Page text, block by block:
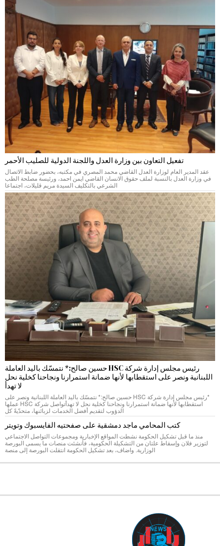
تفعيل التعاون بين وزارة العدل واللجنة الدولية للصليب الأحمر
عقد المدير العام لوزارة العدل القاضي محمد المصري في مكتبه، بحضور ضابط الاتصال
في وزارة العدل بالنسبة لملف حقوق الانسان القاضي ايمن احمد، ورئيسة مصلحة الطب
الشرعي بالتكليف السيدة مريم قليلات، اجتماعا
رئيس مجلس إدارة شركة HSC حسين صالح:* نتمسّك باليد العاملة
اللبنانية ونصر على استقطابها لأنها ضمانة استمرارنا ونجاحنا كخلية نحل
لا تهدأ
*رئيس مجلس إدارة شركة HSC حسين صالح:* نتمسّك باليد العاملة اللبنانية ونصر على
استقطابها لأنها ضمانة استمرارنا ونجاحنا كخلية نحل لا تهدأتواصل شركة HSC عملها
الدؤوب لتقديم أفضل الخدمات لزبائنها، متحدّيةً كل
كتب المحامي ماجد دمشقية على صفحتيه الفايسبوك وتويتر
منذ ما قبل تشكيل الحكومة نشطت المواقع الإخبارية ومجموعات التواصل الاجتماعي
لتوزير فلان وإسقاط علتان من التشكيلة الحكومية، فأنشئت منصات ما يسمى البورصة
الوزارية. واضاف، بعد تشكيل الحكومة انتقلت البورصة إلى منصة